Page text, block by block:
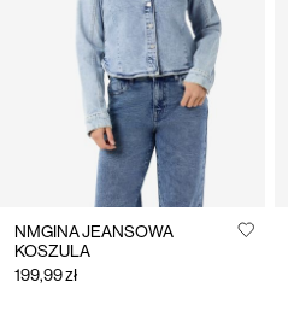
Polska
NMGINA JEANSOWA
KOSZULA
199,99 zł